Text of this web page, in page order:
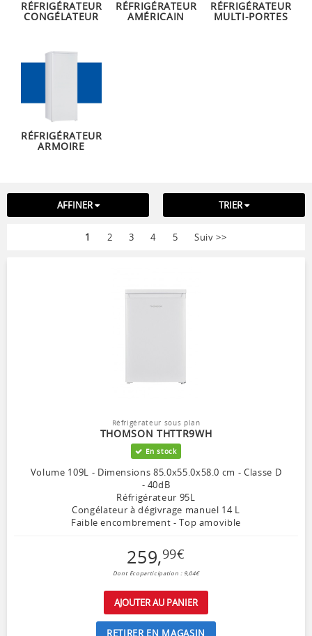
RÉFRIGÉRATEUR
CONGÉLATEUR
RÉFRIGÉRATEUR
AMÉRICAIN
RÉFRIGÉRATEUR
MULTI-PORTES
RÉFRIGÉRATEUR
ARMOIRE
AFFINER TRIER
1 2 3 4 5 Suiv >>
Réfrigérateur sous plan
THOMSON THTTR9WH
En stock
Volume 109L - Dimensions 85.0x55.0x58.0 cm - Classe D
- 40dB
Réfrigérateur 95L
Congélateur à dégivrage manuel 14 L
Faible encombrement - Top amovible
259,99€
Dont Ecoparticipation : 9,04€
AJOUTER AU PANIER
RETIRER EN MAGASIN